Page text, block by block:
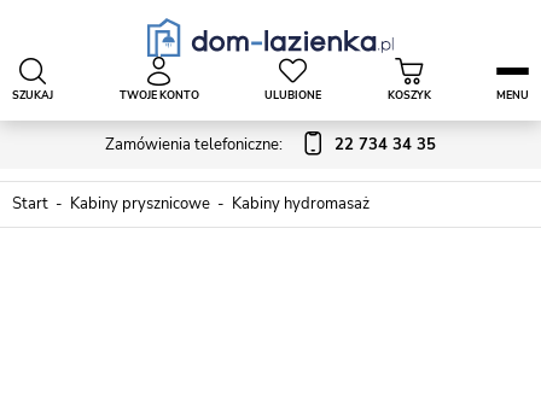
Zamówienia telefoniczne: 22 734 34 35
SZUKAJ TWOJE KONTO ULUBIONE KOSZYK MENU
Start Kabiny prysznicowe Kabiny hydromasaż